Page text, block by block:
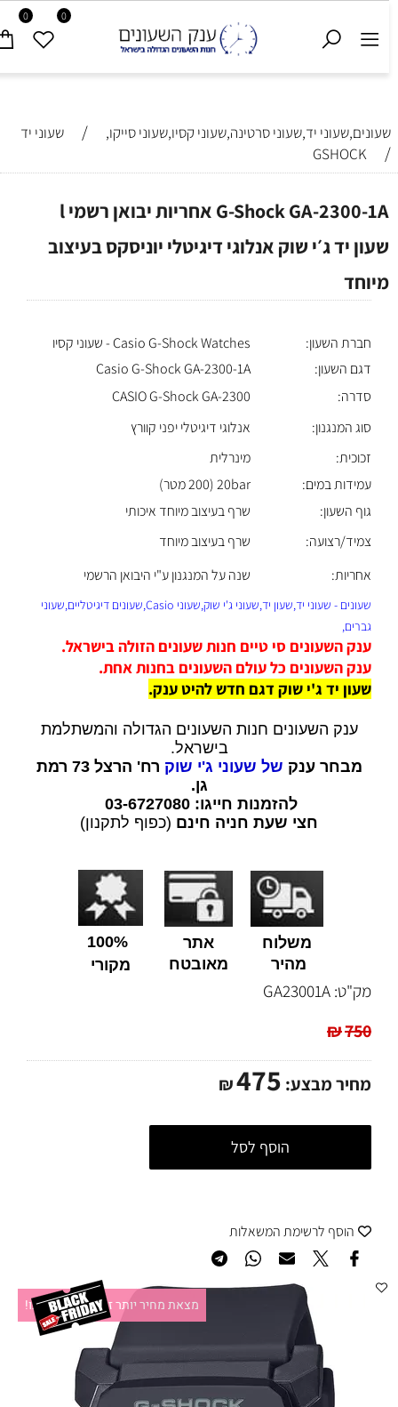
0 0
שעונים,שעוני יד,שעוני סרטינה,שעוני קסיו,שעוני סייקו, / שעוני יד
/
GSHOCK
G-Shock GA-2300-1A אחריות יבואן רשמי l
שעון יד ג׳י שוק אנלוגי דיגיטלי יוניסקס בעיצוב
מיוחד
מצאת מחיר יותר זול?תקשרו אלינו!
חברת השעון:
Casio G-Shock Watches - שעוני קסיו
דגם השעון:
Casio G-Shock GA-2300-1A
סדרה:
CASIO G-Shock GA-2300
סוג המנגנון:
אנלוגי דיגיטלי יפני קוורץ
זכוכית:
מינרלית
עמידות במים:
20bar (200 מטר)
גוף השעון:
שרף בעיצוב מיוחד איכותי
צמיד/רצועה:
שרף בעיצוב מיוחד
אחריות:
שנה על המנגנון ע"י היבואן הרשמי
שעונים - שעוני יד,שעון יד,שעוני ג'י שוק,שעוני Casio,שעונים דיגיטליים,שעוני
גברים,
ענק השעונים סי טיים חנות שעונים הזולה בישראל.
ענק השעונים כל עולם השעונים בחנות אחת.
שעון יד ג'י שוק דגם חדש להיט ענק.
ענק השעונים חנות השעונים הגדולה והמשתלמת
בישראל.
מבחר ענק של שעוני ג'י שוק
רח' הרצל 73 רמת
גן.
להזמנות חייגו: 03-6727080
חצי שעת חניה חינם (כפוף לתקנון)
משלוח
מהיר
אתר
מאובטח
100%
מקורי
מק"ט: GA23001A
₪750
מחיר מבצע: ₪475
הוסף לסל
הוסף לרשימת המשאלות